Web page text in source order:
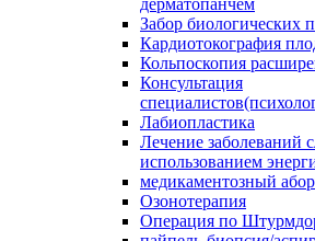
дерматопанчем
Забор биологических
Кардиотокография
Кольпоскопия
Консультация
Лабиопластика
Лечение заболеваний
использованием
медикаментозный
Озонотерапия
Операция по